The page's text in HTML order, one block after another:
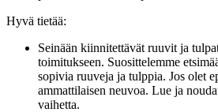
Hyvä tietää:
Seinään kiinnitettävät ruuvit ja
toimitukseen. Suosittelemme
sopivia ruuveja ja tulppia. Jos olet
ammattilaisen neuvoa. Lue ja
vaihetta.